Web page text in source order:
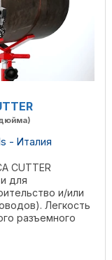
- Италия
CUTTER
для
и/или
Легкость
разъемного